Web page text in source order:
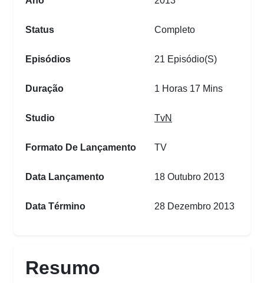
Status Completo
Episódios 21 Episódio(s)
Duração 1 Horas 17 Mins
Studio TvN
Formato De Lançamento TV
Data Lançamento 18 Outubro 2013
Data Término 28 Dezembro 2013
Resumo